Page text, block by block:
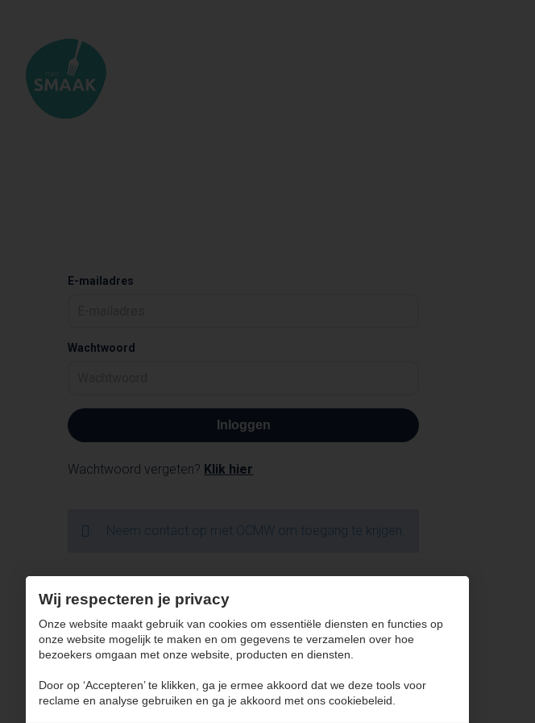
E-mailadres
Wachtwoord
Inloggen
Wachtwoord vergeten? Klik hier
Neem contact op met OCMW om toegang te krijgen.
Wij respecteren je privacy
Onze website maakt gebruik van cookies om essentiële diensten en functies op
onze website mogelijk te maken en om gegevens te verzamelen over hoe
bezoekers omgaan met onze website, producten en diensten.
Door op ‘Accepteren’ te klikken, ga je ermee akkoord dat we deze tools voor
reclame en analyse gebruiken en ga je akkoord met ons cookiebeleid.